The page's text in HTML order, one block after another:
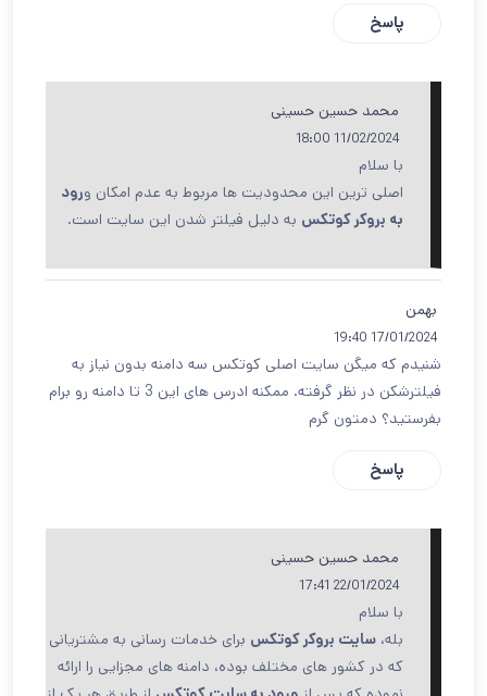
پاسخ
محمد حسین حسینی
11/02/2024 18:00
با سلام
اصلی ترین این محدودیت ها مربوط به عدم امکان ورود
به بروکر کوتکس به دلیل فیلتر شدن این سایت است.
بهمن
17/01/2024 19:40
شنیدم که میگن سایت اصلی کوتکس سه دامنه بدون نیاز به
فیلترشکن در نظر گرفته. ممکنه ادرس های این 3 تا دامنه رو برام
بفرستید؟ دمتون گرم
پاسخ
محمد حسین حسینی
22/01/2024 17:41
با سلام
بله، سایت بروکر کوتکس برای خدمات رسانی به مشتریانی
که در کشور های مختلف بوده، دامنه های مجزایی را ارائه